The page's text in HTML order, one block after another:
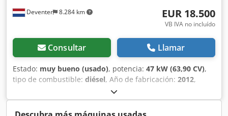
Deventer 8.284 km EUR 18.500
VB IVA no incluído
Consultar Llamar
Estado: muy bueno (usado), potencia: 47 kW (63,90 CV),
tipo de combustible: diésel, Año de fabricación: 2012,
1.060 h
adicionales = - Control con 2 pedales - Cabina cerrada =
Notas = Serie CASE 121E, modelo 3 – Año de fabricación: